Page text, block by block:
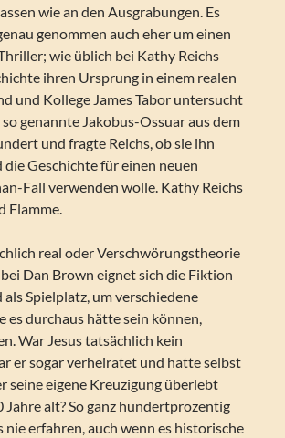
wie an den Ausgrabungen. Es
genommen auch eher um einen
wie üblich bei Kathy Reichs
ihren Ursprung in einem realen
und Kollege James Tabor untersucht
genannte Jakobus-Ossuar aus dem
und fragte Reichs, ob sie ihn
die Geschichte für einen neuen
Fall verwenden wolle. Kathy Reichs
Flamme.
real oder Verschwörungstheorie
Dan Brown eignet sich die Fiktion
Spielplatz, um verschiedene
es durchaus hätte sein können,
War Jesus tatsächlich kein
er sogar verheiratet und hatte selbst
seine eigene Kreuzigung überlebt
Jahre alt? So ganz hundertprozentig
nie erfahren, auch wenn es historische